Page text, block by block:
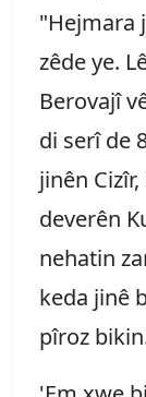
"Hejmara
zêde ye.
Berovajî
di serî de
jinên
deverên
nehatin
keda jinê
pîroz